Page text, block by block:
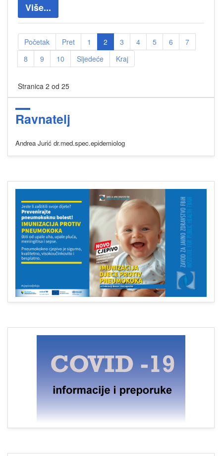
Više...
Početak Pret 1 2 3 4 5 6
7
8
9 10 Sljedeće Kraj
Stranica 2 od 25
Ravnatelj
Andrea Jurić dr.med.spec.epidemiolog